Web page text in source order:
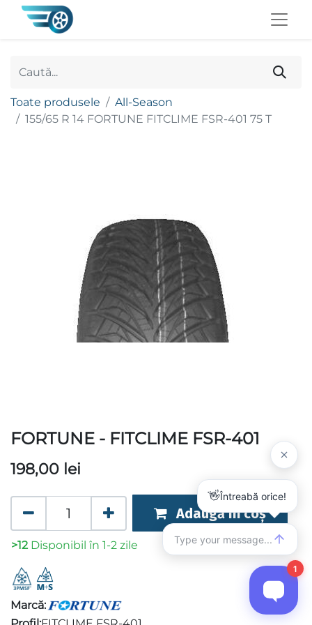
Toate produsele
All-Season
155/65 R 14 FORTUNE FITCLIME FSR-401 75 T
FORTUNE - FITCLIME FSR-401
198,00 lei
Adaugă în coș
>12 Disponibil în 1-2 zile
Marcă: